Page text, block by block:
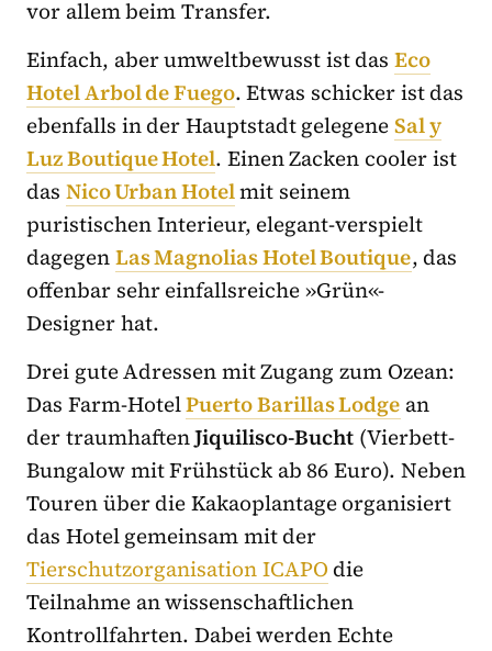
vor allem beim Transfer.
Einfach, aber umweltbewusst ist dasEco
Hotel Arbol de Fuego. Etwas schicker ist das
ebenfalls in der Hauptstadt gelegeneSal y
Luz Boutique Hotel. Einen Zacken cooler ist
das Nico Urban Hotelmit seinem
puristischen Interieur, elegant-verspielt
dagegenLas Magnolias Hotel Boutique, das
offenbar sehr einfallsreiche »Grün«-
Designer hat.
Drei gute Adressen mit Zugang zum Ozean:
Das Farm-HotelPuerto Barillas Lodge an
der traumhaftenJiquilisco-Bucht (Vierbett-
Bungalow mit Frühstück ab 86 Euro). Neben
Touren über die Kakaoplantage organisiert
das Hotel gemeinsam mit der
Tierschutzorganisation ICAPO die
Teilnahme an wissenschaftlichen
Kontrollfahrten. Dabei werden Echte